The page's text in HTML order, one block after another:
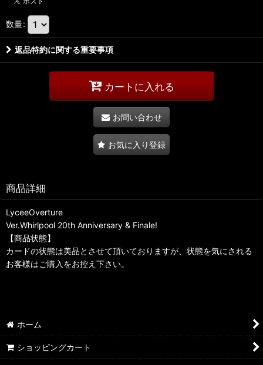
数量:
返品特約に関する重要事項
カートに入れる
お問い合わせ
お気に入り登録
商品詳細
LyceeOverture
Ver.Whirlpool 20th Anniversary & Finale!
【商品状態】
カードの状態は美品とさせて頂いておりますが、状態を気にされる
お客様はご購入をお控え下さい。
ホーム
ショッピングカート